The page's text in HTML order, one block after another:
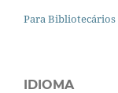
Para Bibliotecários
IDIOMA